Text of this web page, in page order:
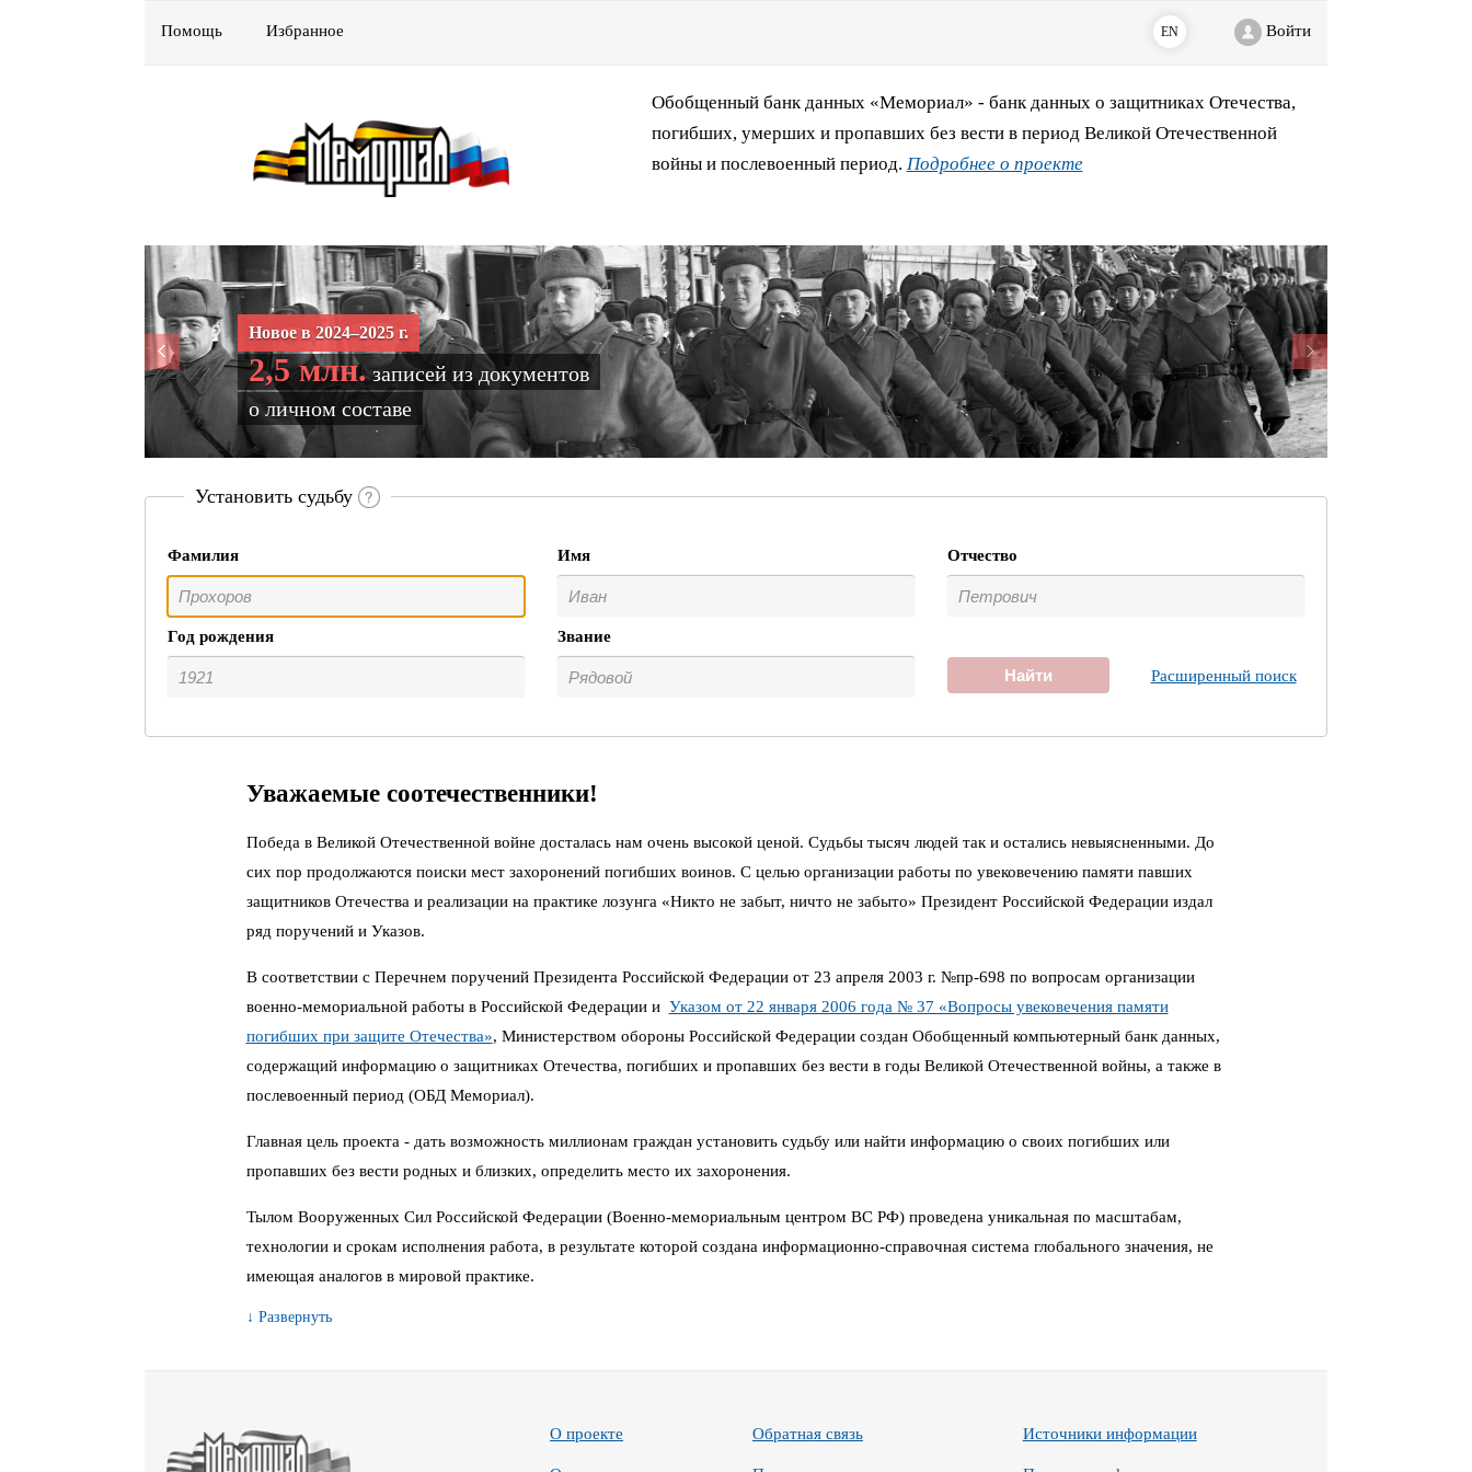
Помощь Избранное EN Войти
Обобщенный банк данных «Мемориал» - банк данных о защитниках Отечества,
погибших, умерших и пропавших без вести в период Великой Отечественной
войны и послевоенный период. Подробнее о проекте
Новое в 2024–2025 г.
2,5 млн.записей из документов
о личном составе
Установить судьбу
Фамилия Имя Отчество
Год рождения Звание
Найти Расширенный поиск
Уважаемые соотечественники!
Победа в Великой Отечественной войне досталась нам очень высокой ценой. Судьбы тысяч людей так и остались невыясненными. До
сих пор продолжаются поиски мест захоронений погибших воинов. С целью организации работы по увековечению памяти павших
защитников Отечества и реализации на практике лозунга «Никто не забыт, ничто не забыто» Президент Российской Федерации издал
ряд поручений и Указов.
В соответствии с Перечнем поручений Президента Российской Федерации от 23 апреля 2003 г. №пр-698 по вопросам организации
военно-мемориальной работы в Российской Федерации и Указом от 22 января 2006 года № 37 «Вопросы увековечения памяти
погибших при защите Отечества», Министерством обороны Российской Федерации создан Обобщенный компьютерный банк данных,
содержащий информацию о защитниках Отечества, погибших и пропавших без вести в годы Великой Отечественной войны, а также в
послевоенный период (ОБД Мемориал).
Главная цель проекта - дать возможность миллионам граждан установить судьбу или найти информацию о своих погибших или
пропавших без вести родных и близких, определить место их захоронения.
Тылом Вооруженных Сил Российской Федерации (Военно-мемориальным центром ВС РФ) проведена уникальная по масштабам,
технологии и срокам исполнения работа, в результате которой создана информационно-справочная система глобального значения, не
имеющая аналогов в мировой практике.
↓ Развернуть
О проекте Обратная связь Источники информации